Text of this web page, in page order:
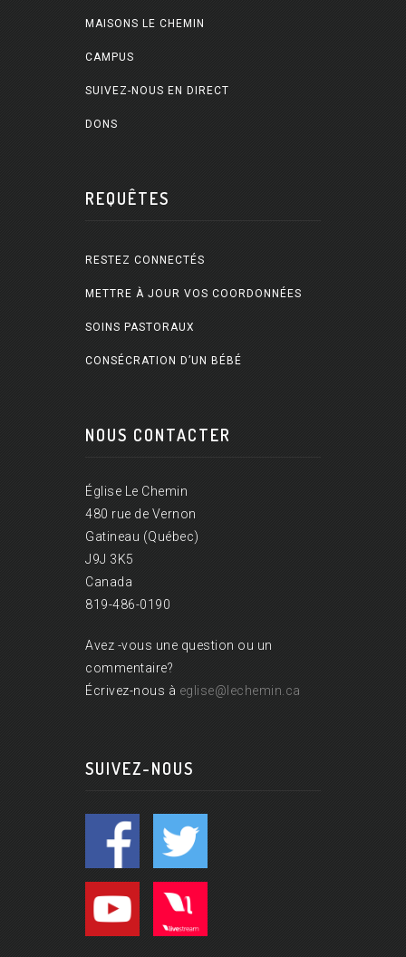
MAISONS LE CHEMIN
CAMPUS
SUIVEZ-NOUS EN DIRECT
DONS
REQUÊTES
RESTEZ CONNECTÉS
METTRE À JOUR VOS COORDONNÉES
SOINS PASTORAUX
CONSÉCRATION D’UN BÉBÉ
NOUS CONTACTER
Église Le Chemin
480 rue de Vernon
Gatineau (Québec)
J9J 3K5
Canada
819-486-0190
Avez -vous une question ou un
commentaire?
Écrivez-nous à eglise@lechemin.ca
SUIVEZ-NOUS